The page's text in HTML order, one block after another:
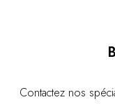
Contactez nos